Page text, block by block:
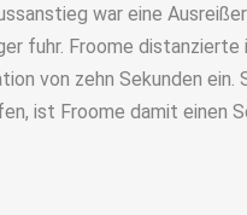
war eine
fuhr. Froome distanzierte
von zehn Sekunden ein.
ist Froome damit einen